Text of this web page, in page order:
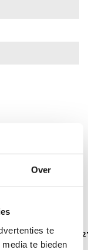
Over
te
te bieden
HUE Lichtbron
1100...